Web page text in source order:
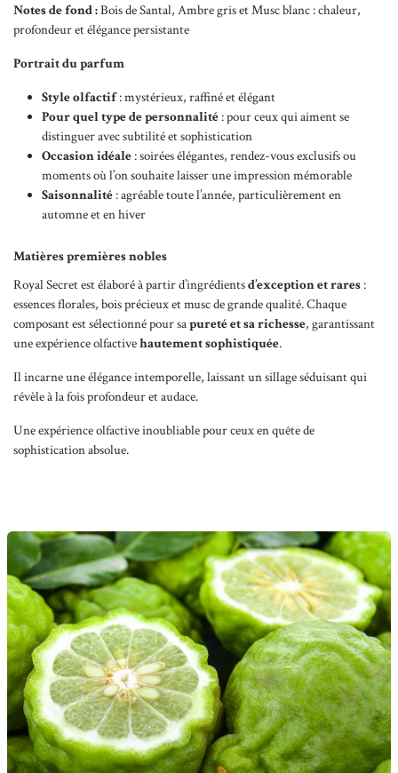
Notes de fond :Bois de Santal, Ambre gris et Musc blanc : chaleur,
profondeur et élégance persistante
Portrait du parfum
Style olfactif: mystérieux, raffiné et élégant
Pour quel type de personnalité : pour ceux qui aiment se
distinguer avec subtilité et sophistication
Occasion idéale : soirées élégantes, rendez-vous exclusifs ou
moments où l’on souhaite laisser une impression mémorable
Saisonnalité : agréable toute l’année, particulièrement en
automne et en hiver
Matières premières nobles
Royal Secret est élaboré à partir d’ingrédientsd’exception et rares :
essences florales, bois précieux et musc de grande qualité. Chaque
composant est sélectionné pour sapureté et sa richesse, garantissant
une expérience olfactivehautement sophistiquée.
Il incarne une élégance intemporelle, laissant un sillage séduisant qui
révèle à la fois profondeur et audace.
Une expérience olfactive inoubliable pour ceux en quête de
sophistication absolue.